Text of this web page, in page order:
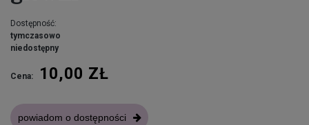
Dostępność:
tymczasowo
niedostępny
Cena: 10,00 ZŁ
powiadom o dostępności